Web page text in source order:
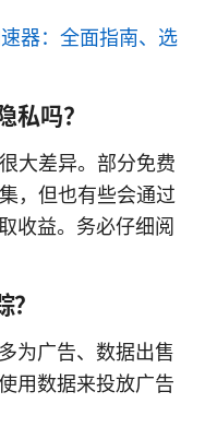
器：全面指南、选
私吗？
大差异。部分免费
，但也有些会通过
收益。务必仔细阅
为广告、数据出售
用数据来投放广告